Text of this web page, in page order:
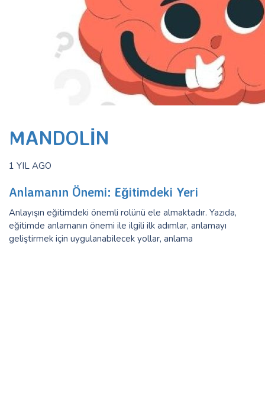
MANDOLIN
1 YIL AGO
Anlamanın Önemi: Eğitimdeki Yeri
Anlayışın eğitimdeki önemli rolünü ele almaktadır. Yazıda,
eğitimde anlamanın önemi ile ilgili ilk adımlar, anlamayı
geliştirmek için uygulanabilecek yollar, anlama